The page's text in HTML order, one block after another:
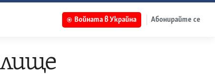
Войната в Украйна Абонирайте се